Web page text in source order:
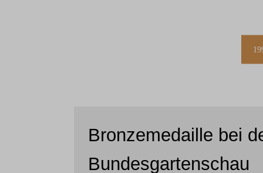
Bronzemedaille bei
Bundesgartenschau